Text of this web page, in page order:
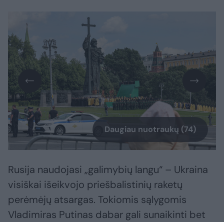
Daugiau nuotraukų (74)
Rusija naudojasi „galimybių langu“ – Ukraina
visiškai išeikvojo priešbalistinių raketų
perėmėjų atsargas. Tokiomis sąlygomis
Vladimiras Putinas dabar gali sunaikinti bet